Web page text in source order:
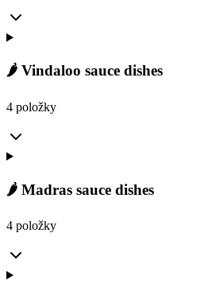
🌶️ Vindaloo sauce dishes
4 položky
🌶️ Madras sauce dishes
4 položky